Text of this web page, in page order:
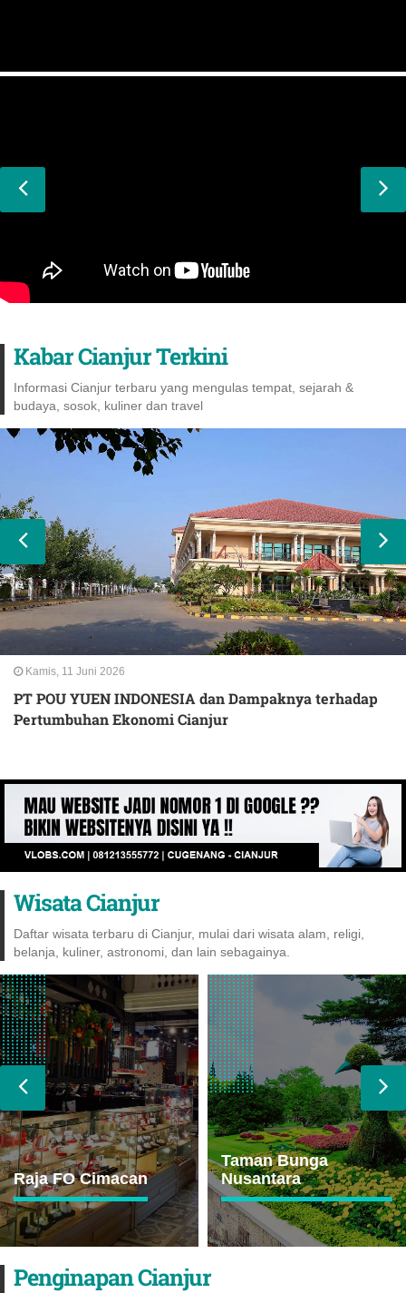
Kabar Cianjur Terkini
Informasi Cianjur terbaru yang mengulas tempat, sejarah &
budaya, sosok, kuliner dan travel
Kamis, 11 Juni 2026
PT POU YUEN INDONESIA dan Dampaknya terhadap
Pertumbuhan Ekonomi Cianjur
Wisata Cianjur
Daftar wisata terbaru di Cianjur, mulai dari wisata alam, religi,
belanja, kuliner, astronomi, dan lain sebagainya.
Taman Bunga
Nusantara
Situs Kuta
Tanggeuhan
Penginapan Cianjur